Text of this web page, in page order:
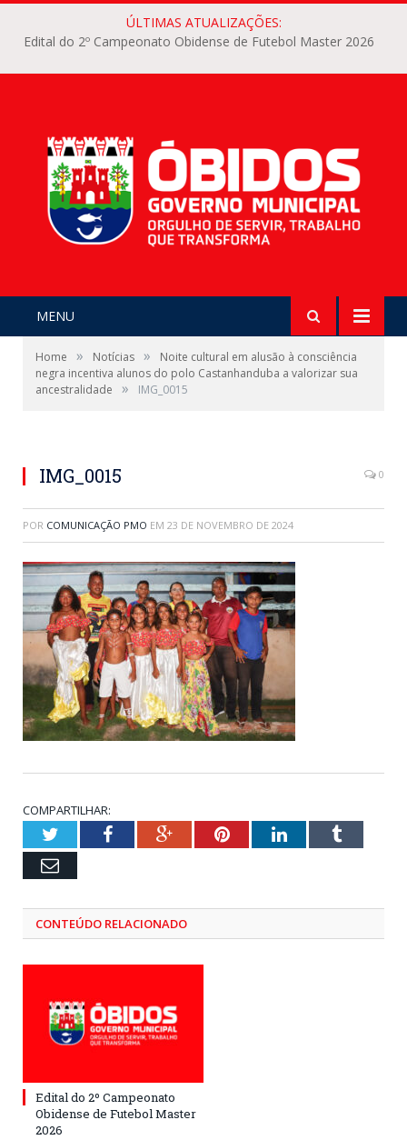
ÚLTIMAS ATUALIZAÇÕES:
Edital do 2º Campeonato Obidense de Futebol Master 2026
MENU
Home » Notícias »
Noite cultural em alusão à consciência
negra incentiva alunos do polo Castanhanduba a valorizar sua
ancestralidade
» IMG_0015
IMG_0015 0
POR COMUNICAÇÃO PMO EM 23 DE NOVEMBRO DE 2024
COMPARTILHAR:
TwitterFacebookGoogle+PinterestLinkedInTumblr
Email
CONTEÚDO RELACIONADO
Edital do 2º Campeonato
Obidense de Futebol Master
2026